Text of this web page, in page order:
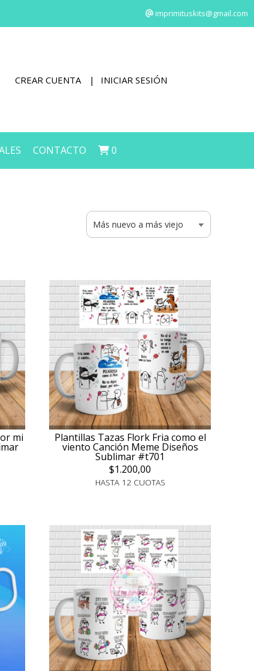
imprimituskits@gmail.com
CREAR CUENTA INICIAR SESIÓN
CONTACTO 0
mi Plantillas Tazas Flork Fria como el
viento Canción Meme Diseños
Sublimar #t701
$1.200,00
HASTA 12 CUOTAS